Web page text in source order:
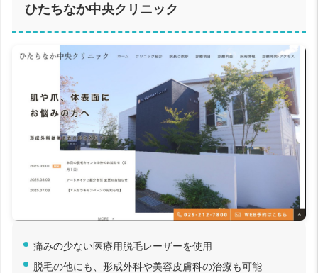
ひたちなか中央クリニック
痛みの少ない医療用脱毛レーザーを使用
脱毛の他にも、形成外科や美容皮膚科の治療も可能